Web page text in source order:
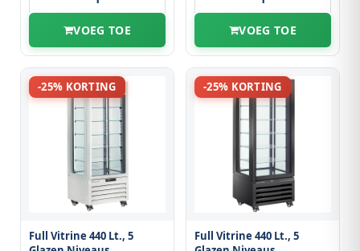
VOEG TOE VOEG TOE
-25% KORTING
Full Vitrine 440 Lt., 5
-25% KORTING
Full Vitrine 440 Lt., 5